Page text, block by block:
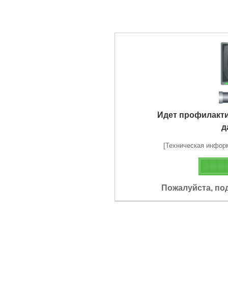
Идет
[Техническая
Пожалуйста,